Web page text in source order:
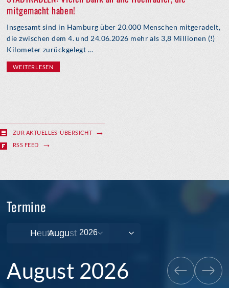
mitgemacht haben!
Insgesamt sind in Hamburg über 20.000 Menschen mitgeradelt,
die zwischen dem 4. und 24.06.2026 mehr als 3,8 Millionen (!)
Kilometer zurückgelegt ...
WEITERLESEN
ZUR AKTUELLES-ÜBERSICHT
RSS FEED
Termine
Heute
August 2026